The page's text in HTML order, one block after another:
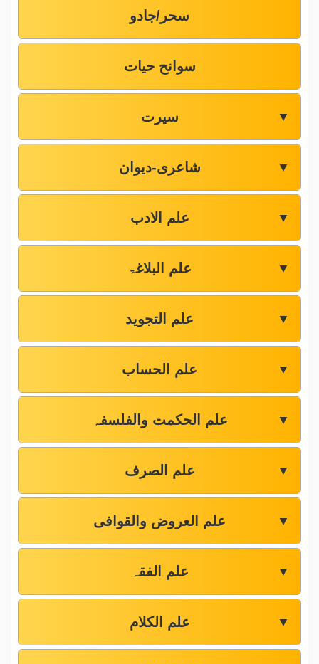
سحر/جادو
سوانح حیات
سیرت ▼
شاعری-دیوان ▼
علم الادب ▼
علم البلاغۃ ▼
علم التجوید ▼
علم الحساب ▼
علم الحکمت والفلسفہ ▼
علم الصرف ▼
علم العروض والقوافی ▼
علم الفقہ ▼
علم الکلام ▼